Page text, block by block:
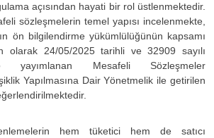
açısından hayati bir rol üstlenmektedir.
sözleşmelerin temel yapısı incelenmekte,
ön bilgilendirme yükümlülüğünün kapsamı
olarak 24/05/2025 tarihli ve 32909 sayılı
yayımlanan Mesafeli Sözleşmeler
Yapılmasına Dair Yönetmelik ile getirilen
hem tüketici hem de satıcı